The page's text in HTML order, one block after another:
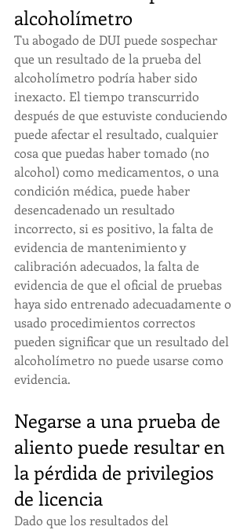
alcoholímetro
Tu abogado de DUI puede sospechar
que un resultado de la prueba del
alcoholímetro podría haber sido
inexacto. El tiempo transcurrido
después de que estuviste conduciendo
puede afectar el resultado, cualquier
cosa que puedas haber tomado (no
alcohol) como medicamentos, o una
condición médica, puede haber
desencadenado un resultado
incorrecto, si es positivo, la falta de
evidencia de mantenimiento y
calibración adecuados, la falta de
evidencia de que el oficial de pruebas
haya sido entrenado adecuadamente o
usado procedimientos correctos
pueden significar que un resultado del
alcoholímetro no puede usarse como
evidencia.
Negarse a una prueba de
aliento puede resultar en
la pérdida de privilegios
de licencia
Dado que los resultados del